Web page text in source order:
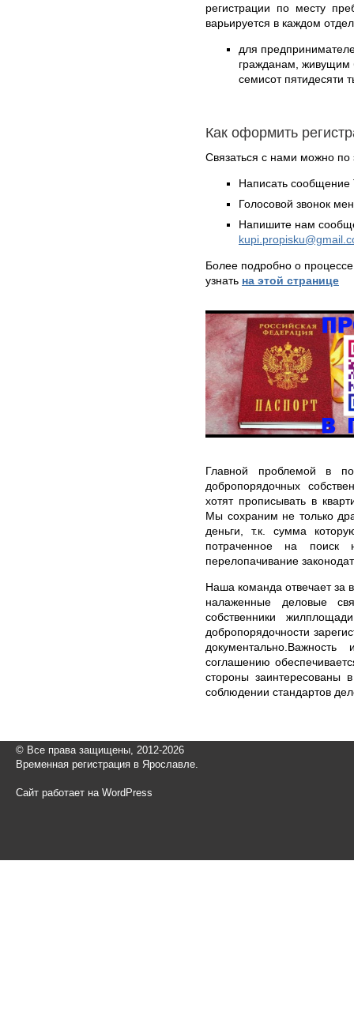
регистрации по месту
варьируется в каждом
для
гражданам, живущим
семисот пятидесяти
Как оформить
Связаться с нами можно по
Написать
Голосовой звонок
Напишите нам
Более подробно о
узнать на этой странице
Главной проблемой в
добропорядочных
хотят прописывать в
Мы сохраним не только
деньги, т.к. сумма
потраченное на поиск
перелопачивание
Наша команда отвечает за
налаженные деловые
собственники
добропорядочности
соглашению
стороны заинтересованы
соблюдении стандартов
© Все права защищены, 2012-2026
Временная регистрация в Ярославле.
Сайт работает на WordPress